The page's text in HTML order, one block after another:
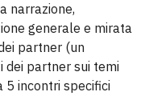
narrazione,
generale e mirata
partner (un
dei partner sui temi
incontri specifici